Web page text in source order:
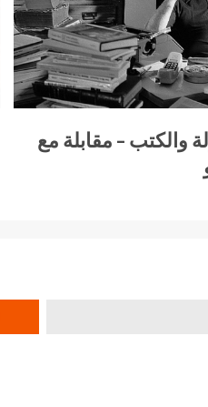
والكتب – مقابلة مع